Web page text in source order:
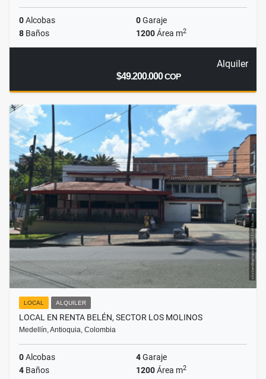
0Alcobas 0Garaje
8 Baños 1200Área m2
Alquiler
$49.200.000COP
LOCAL ALQUILER
LOCAL EN RENTA BELÉN, SECTOR LOS MOLINOS
Medellín, Antioquia, Colombia
0Alcobas 4Garaje
4 Baños 1200Área m2